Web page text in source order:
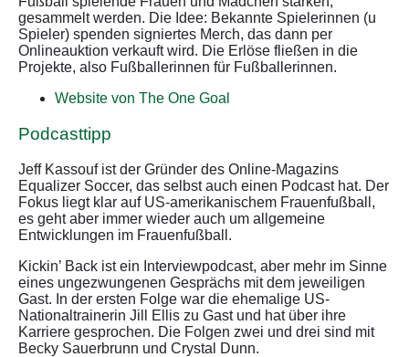
gesammelt werden. Die Idee: Bekannte Spielerinnen (u
Spieler) spenden signiertes Merch, das dann per
Onlineauktion verkauft wird. Die Erlöse fließen in die
Projekte, also Fußballerinnen für Fußballerinnen.
Website von The One Goal
Podcasttipp
Jeff Kassouf ist der Gründer des Online-Magazins
Equalizer Soccer, das selbst auch einen Podcast hat. Der
Fokus liegt klar auf US-amerikanischem Frauenfußball,
es geht aber immer wieder auch um allgemeine
Entwicklungen im Frauenfußball.
Kickin’ Back ist ein Interviewpodcast, aber mehr im Sinne
eines ungezwungenen Gesprächs mit dem jeweiligen
Gast. In der ersten Folge war die ehemalige US-
Nationaltrainerin Jill Ellis zu Gast und hat über ihre
Karriere gesprochen. Die Folgen zwei und drei sind mit
Becky Sauerbrunn und Crystal Dunn.